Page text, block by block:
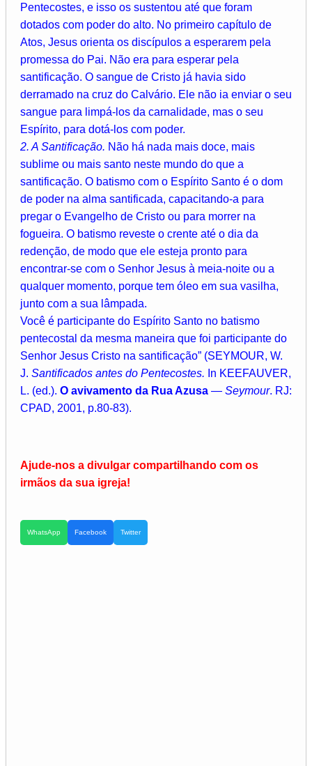
Pentecostes, e isso os sustentou até que foram
dotados com poder do alto. No primeiro capítulo de
Atos, Jesus orienta os discípulos a esperarem pela
promessa do Pai. Não era para esperar pela
santificação. O sangue de Cristo já havia sido
derramado na cruz do Calvário. Ele não ia enviar o seu
sangue para limpá-los da carnalidade, mas o seu
Espírito, para dotá-los com poder.
2. A Santificação. Não há nada mais doce, mais
sublime ou mais santo neste mundo do que a
santificação. O batismo com o Espírito Santo é o dom
de poder na alma santificada, capacitando-a para
pregar o Evangelho de Cristo ou para morrer na
fogueira. O batismo reveste o crente até o dia da
redenção, de modo que ele esteja pronto para
encontrar-se com o Senhor Jesus à meia-noite ou a
qualquer momento, porque tem óleo em sua vasilha,
junto com a sua lâmpada.
Você é participante do Espírito Santo no batismo
pentecostal da mesma maneira que foi participante do
Senhor Jesus Cristo na santificação” (SEYMOUR, W.
J. Santificados antes do Pentecostes. In KEEFAUVER,
L. (ed.). O avivamento da Rua Azusa — Seymour. RJ:
CPAD, 2001, p.80-83).
Ajude-nos a divulgar compartilhando com os
irmãos da sua igreja!
WhatsApp Facebook Twitter